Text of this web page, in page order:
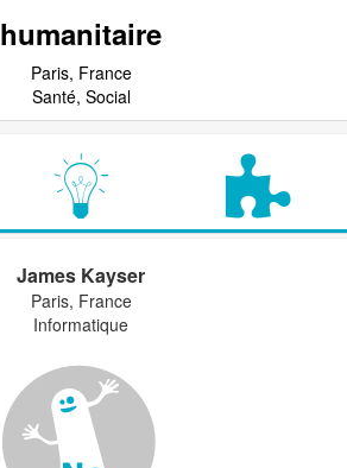
humanitaire
Paris, France
Santé, Social
James Kayser
Paris, France
Informatique